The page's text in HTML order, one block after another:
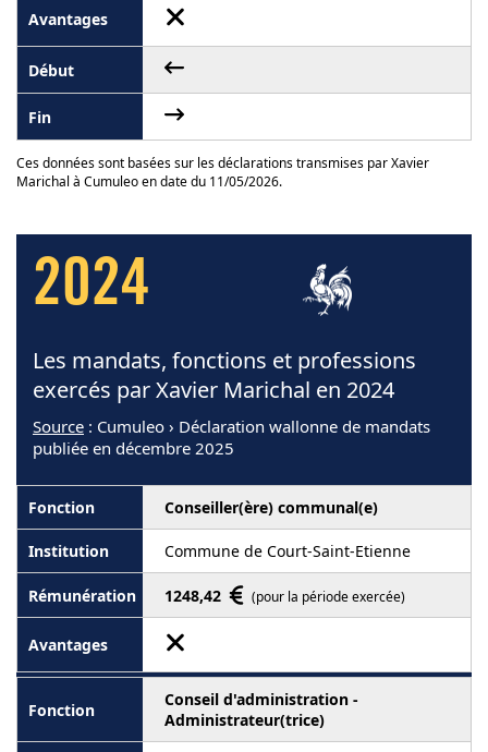
Ces données sont basées sur les déclarations transmises par Xavier
Marichal à Cumuleo en date du 11/05/2026.
2024
Les mandats, fonctions et professions
exercés par Xavier Marichal en 2024
Source : Cumuleo › Déclaration wallonne de mandats
publiée en décembre 2025
Conseiller(ère) communal(e)
Commune de Court-Saint-Etienne
1248,42 (pour la période exercée)
Conseil d'administration -
Administrateur(trice)